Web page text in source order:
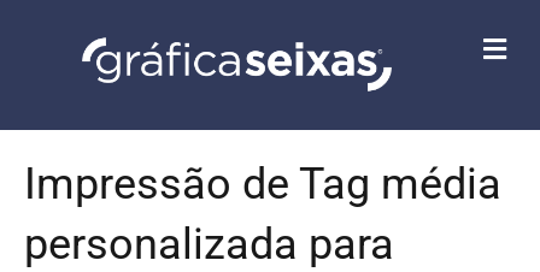
M
E
Impressão de Tag média
personalizada para